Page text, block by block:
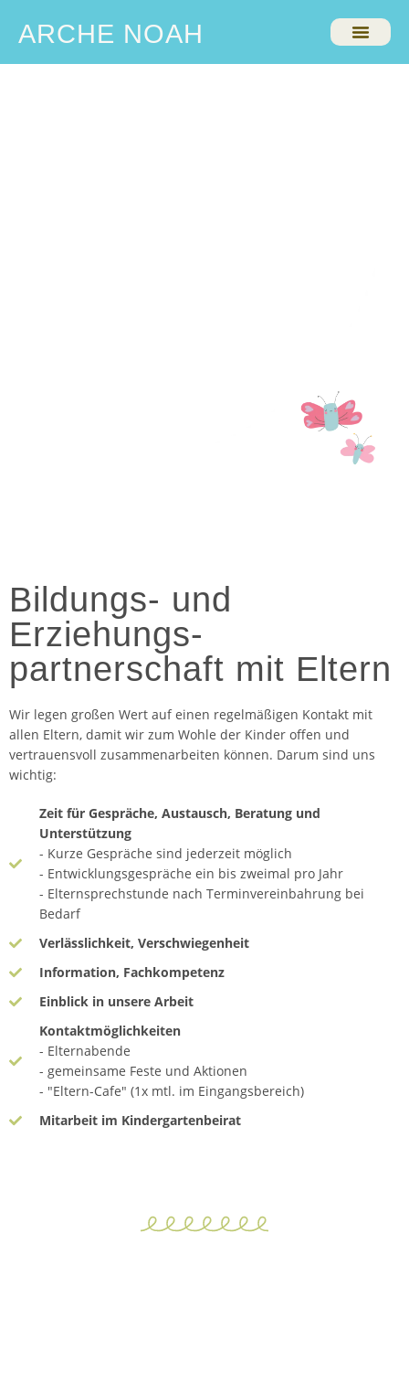
ARCHE NOAH
Bildungs- und
Erziehungs­
partnerschaft mit Eltern
Wir legen großen Wert auf einen regelmäßigen Kontakt mit
allen Eltern, damit wir zum Wohle der Kinder offen und
vertrauensvoll zusammenarbeiten können. Darum sind uns
wichtig:
Zeit für Gespräche, Austausch, Beratung und
Unterstützung
- Kurze Gespräche sind jederzeit möglich
- Entwicklungsgespräche ein bis zweimal pro Jahr
- Elternsprechstunde nach Terminvereinbahrung bei
Bedarf
Verlässlichkeit, Verschwiegenheit
Information, Fachkompetenz
Einblick in unsere Arbeit
Kontaktmöglichkeiten
- Elternabende
- gemeinsame Feste und Aktionen
- "Eltern-Cafe" (1x mtl. im Eingangsbereich)
Mitarbeit im Kindergartenbeirat